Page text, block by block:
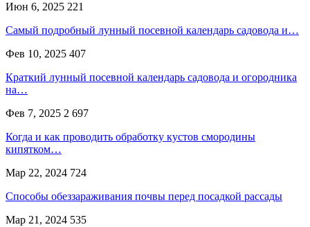
Июн 6, 2025 221
Самый подробный лунный посевной календарь садовода и…
Фев 10, 2025 407
Краткий лунный посевной календарь садовода и огородника
на…
Фев 7, 2025 2 697
Когда и как проводить обработку кустов смородины
кипятком…
Мар 22, 2024 724
Способы обеззараживания почвы перед посадкой рассады
Мар 21, 2024 535